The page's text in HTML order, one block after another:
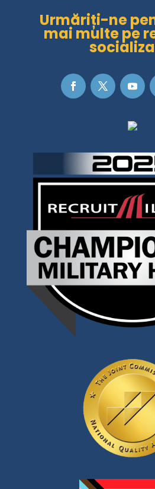
Urmăriți-ne
mai multe pe